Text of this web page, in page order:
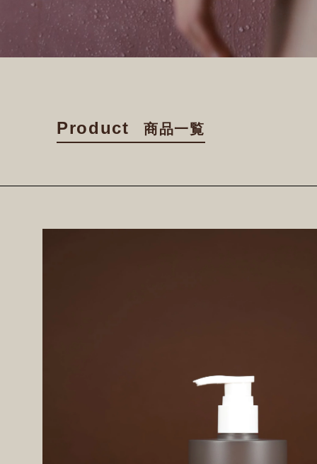
Product 商品一覧